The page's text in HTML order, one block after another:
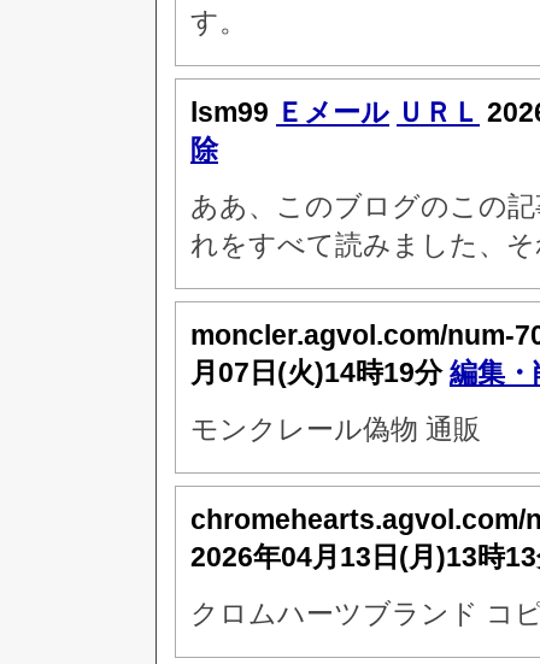
す。
lsm99 Ｅメール ＵＲＬ
除
ああ、このブログのこの
れをすべて読みました、
moncler.agvol.com/num-
月07日(火)14時19分編集・
モンクレール偽物 通販
chromehearts.agvol.com/
2026年04月13日(月)13時
クロムハーツブランド コ